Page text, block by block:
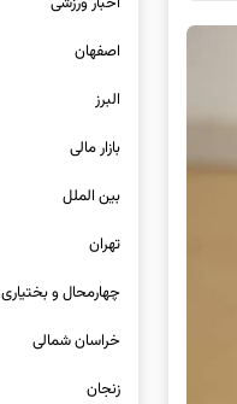
اصفهان
البرز
بازار مالی
بین الملل
تهران
چهارمحال و بختیاری
خراسان شمالی
زنجان